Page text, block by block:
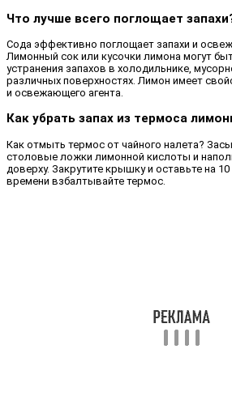
Что лучше всего поглощает
Сода эффективно поглощает запахи и
Лимонный сок или кусочки лимона могут
устранения запахов в холодильнике,
различных поверхностях. Лимон имеет
и освежающего агента.
Как убрать запах из термоса
Как отмыть термос от чайного налета?
столовые ложки лимонной кислоты и
доверху. Закрутите крышку и оставьте на
времени взбалтывайте термос.